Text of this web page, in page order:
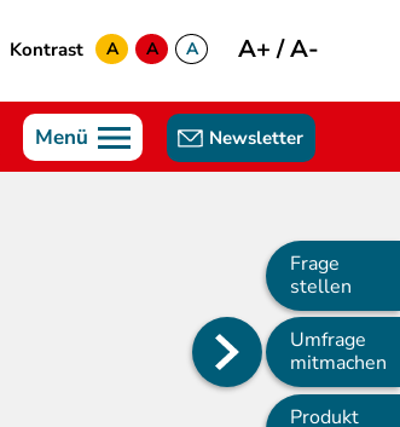
Kontrast
A
A
A
A+/A-
Menü Newsletter
Main
navigation
Frage
stellen
Umfrage
mitmachen
Produkt